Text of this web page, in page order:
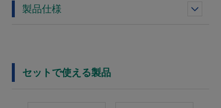
製品仕様
セットで使える製品